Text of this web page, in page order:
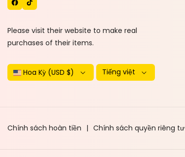
B
T
Please visit their website to make real
purchases of their items.
Hoa Kỳ (USD $) Tiếng việt
Chính sách hoàn tiền Chính sách quyền riêng tư